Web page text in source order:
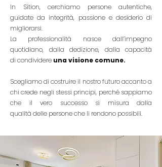
In Sition, cerchiamo persone autentiche,
guidate da integrità, passione e desiderio di
migliorarsi.
La professionalità nasce dall’impegno
quotidiano, dalla dedizione, dalla capacità
di condividere una visione comune.
Scegliamo di costruire il nostro futuro accanto a
chi crede negli stessi principi, perché sappiamo
che il vero successo si misura dalla
qualità delle persone che li rendono possibili.